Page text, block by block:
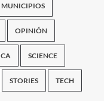
MUNICIPIOS
OPINIÓN
SCIENCE
STORIES TECH